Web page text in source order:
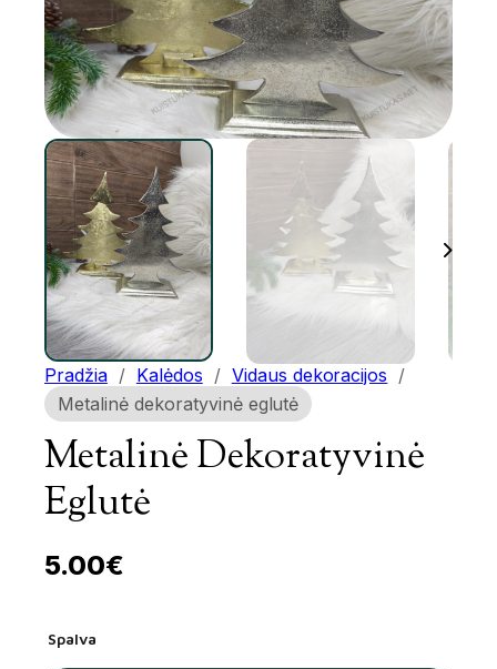
Pradžia / Kalėdos / Vidaus dekoracijos /
Metalinė dekoratyvinė eglutė
Metalinė Dekoratyvinė
Eglutė
5.00€
Spalva